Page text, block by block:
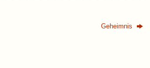
Geheimnis